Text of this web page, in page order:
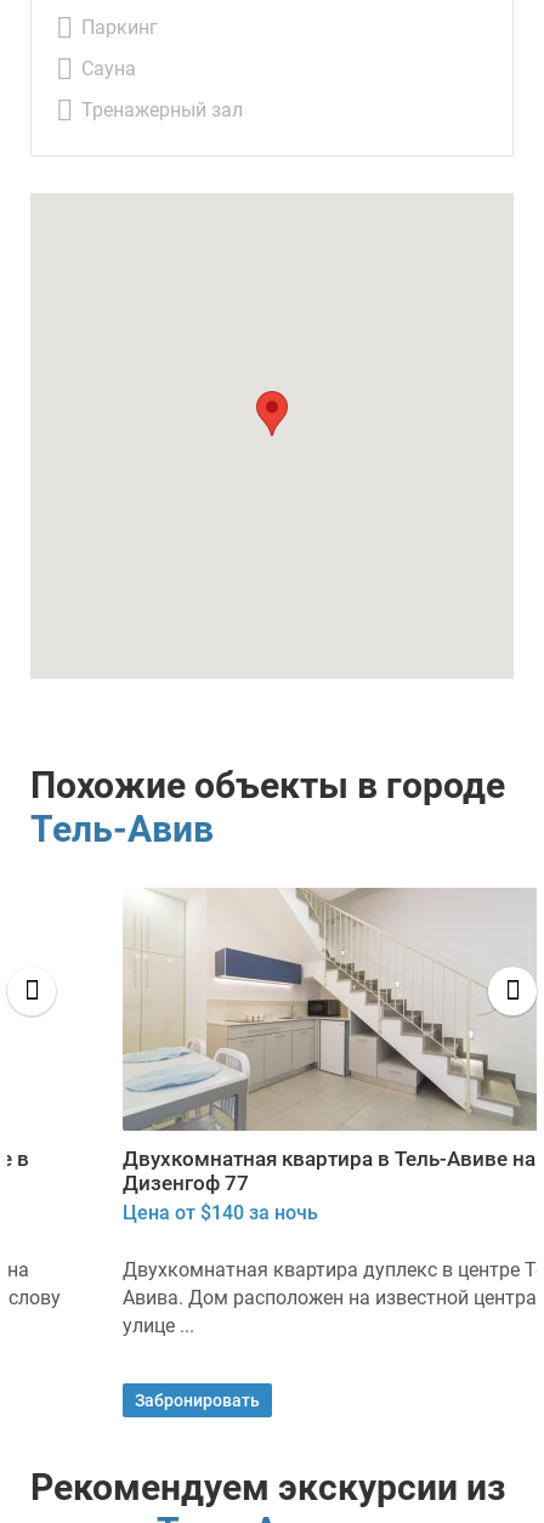
Паркинг
Сауна
Тренажерный зал
Похожие объекты в городе
Тель-Авив
Двухкомнатная квартира в Тель-Авиве на
Дизенгоф 77
Цена от $140 за ночь
Двухкомнатная квартира дуплекс в центре Тель-
Авива. Дом расположен на известной центральной
Забронировать
Рекомендуем экскурсии из